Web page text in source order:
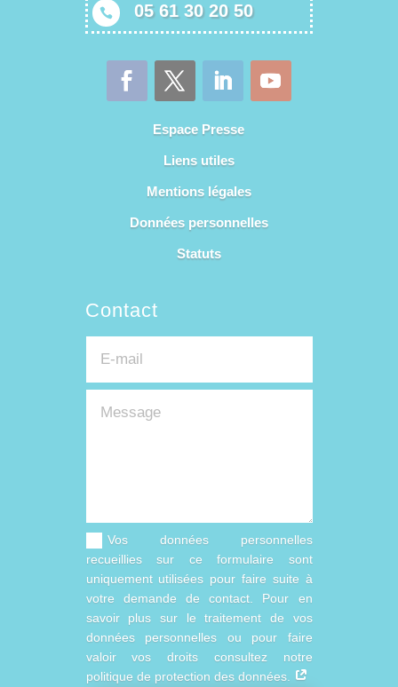
 05 61 30 20 50
Espace Presse
Liens utiles
Mentions légales
Données personnelles
Statuts
Contact
Vos données personnelles
recueillies sur ce formulaire sont
uniquement utilisées pour faire suite à
votre demande de contact. Pour en
savoir plus sur le traitement de vos
données personnelles ou pour faire
valoir vos droits consultez notre
politique de protection des données.